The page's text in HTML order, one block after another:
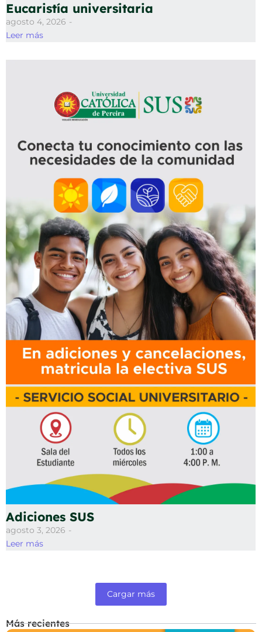
Eucaristía universitaria
agosto 4, 2026 -
Leer más
Adiciones SUS
agosto 3, 2026 -
Leer más
Cargar más
Más recientes